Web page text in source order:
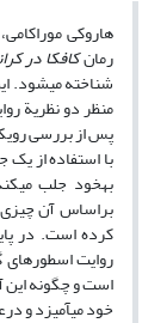
هاروکی
رمانکافکا در
شناخته می­شود.
منظر دو نظریة
پس از بررسی
با استفاده از
به­خود جلب
براساس آن
کرده است. در
روایت اسطوره‏ای
است و چگونه این
خود می­آمیزد و